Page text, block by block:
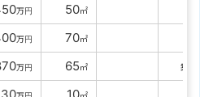
万円 50㎡
万円 70㎡
万円 65㎡ 築